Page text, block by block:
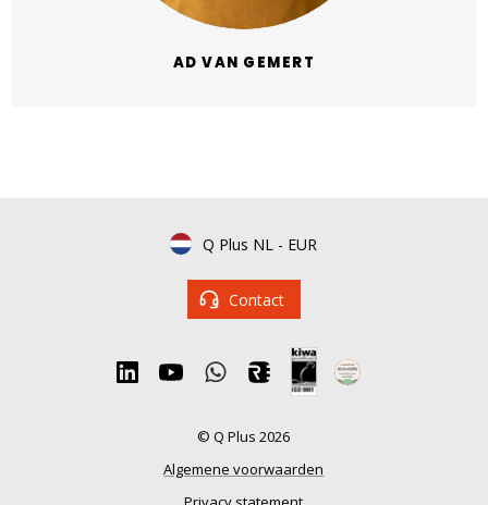
AD VAN GEMERT
Q Plus NL - EUR
Contact
© Q Plus 2026
Algemene voorwaarden